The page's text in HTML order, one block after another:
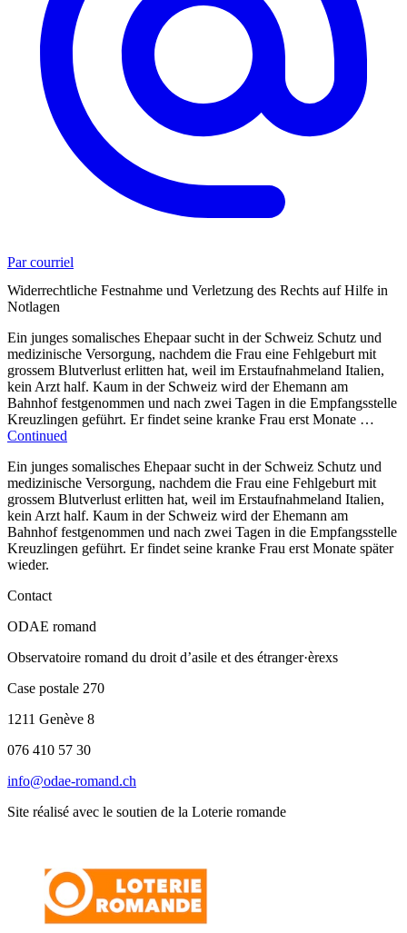
Par courriel
Widerrechtliche Festnahme und Verletzung des Rechts auf Hilfe in
Notlagen
Ein junges somalisches Ehepaar sucht in der Schweiz Schutz und
medizinische Versorgung, nachdem die Frau eine Fehlgeburt mit
grossem Blutverlust erlitten hat, weil im Erstaufnahmeland Italien,
kein Arzt half. Kaum in der Schweiz wird der Ehemann am
Bahnhof festgenommen und nach zwei Tagen in die Empfangsstelle
Kreuzlingen geführt. Er findet seine kranke Frau erst Monate …
Continued
Ein junges somalisches Ehepaar sucht in der Schweiz Schutz und
medizinische Versorgung, nachdem die Frau eine Fehlgeburt mit
grossem Blutverlust erlitten hat, weil im Erstaufnahmeland Italien,
kein Arzt half. Kaum in der Schweiz wird der Ehemann am
Bahnhof festgenommen und nach zwei Tagen in die Empfangsstelle
Kreuzlingen geführt. Er findet seine kranke Frau erst Monate später
wieder.
Contact
ODAE romand
Observatoire romand du droit d’asile et des étranger·èrexs
Case postale 270
1211 Genève 8
076 410 57 30
info@odae-romand.ch
Site réalisé avec le soutien de la Loterie romande